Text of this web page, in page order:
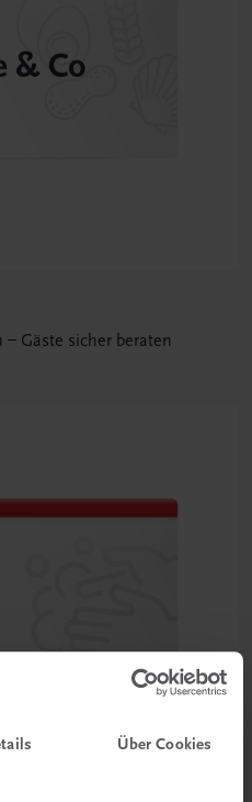
Über Cookies
Gäste sicher beraten